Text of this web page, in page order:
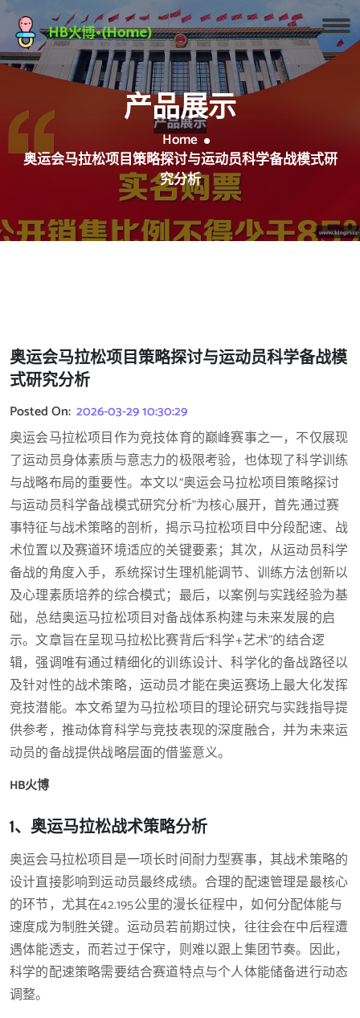
产品展示
Home
奥运会马拉松项目策略探讨与运动员科学备战模式研
究分析
奥运会马拉松项目策略探讨与运动员科学备战模
式研究分析
Posted On: 2026-03-29 10:30:29
奥运会马拉松项目作为竞技体育的巅峰赛事之一，不仅展现
了运动员身体素质与意志力的极限考验，也体现了科学训练
与战略布局的重要性。本文以“奥运会马拉松项目策略探讨
与运动员科学备战模式研究分析”为核心展开，首先通过赛
事特征与战术策略的剖析，揭示马拉松项目中分段配速、战
术位置以及赛道环境适应的关键要素；其次，从运动员科学
备战的角度入手，系统探讨生理机能调节、训练方法创新以
及心理素质培养的综合模式；最后，以案例与实践经验为基
础，总结奥运马拉松项目对备战体系构建与未来发展的启
示。文章旨在呈现马拉松比赛背后“科学+艺术”的结合逻
辑，强调唯有通过精细化的训练设计、科学化的备战路径以
及针对性的战术策略，运动员才能在奥运赛场上最大化发挥
竞技潜能。本文希望为马拉松项目的理论研究与实践指导提
供参考，推动体育科学与竞技表现的深度融合，并为未来运
动员的备战提供战略层面的借鉴意义。
HB火博
1、奥运马拉松战术策略分析
奥运会马拉松项目是一项长时间耐力型赛事，其战术策略的
设计直接影响到运动员最终成绩。合理的配速管理是最核心
的环节，尤其在42.195公里的漫长征程中，如何分配体能与
速度成为制胜关键。运动员若前期过快，往往会在中后程遭
遇体能透支，而若过于保守，则难以跟上集团节奏。因此，
科学的配速策略需要结合赛道特点与个人体能储备进行动态
调整。